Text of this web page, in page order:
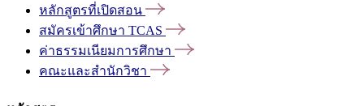
หลักสูตรที่เปิดสอน
สมัครเข้าศึกษา TCAS
ค่าธรรมเนียมการศึกษา
คณะและสำนักวิชา